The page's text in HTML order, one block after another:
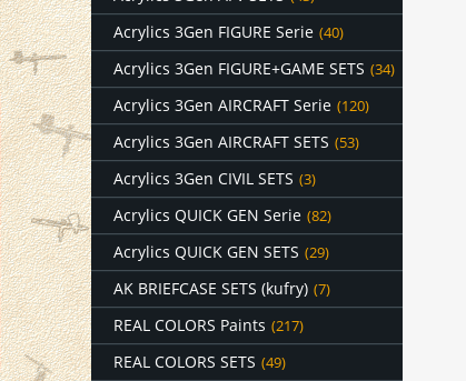
Acrylics 3Gen FIGURE Serie (40)
Acrylics 3Gen FIGURE+GAME SETS (34)
Acrylics 3Gen AIRCRAFT Serie (120)
Acrylics 3Gen AIRCRAFT SETS (53)
Acrylics 3Gen CIVIL SETS (3)
Acrylics QUICK GEN Serie (82)
Acrylics QUICK GEN SETS (29)
AK BRIEFCASE SETS (kufry) (7)
REAL COLORS Paints (217)
REAL COLORS SETS (49)